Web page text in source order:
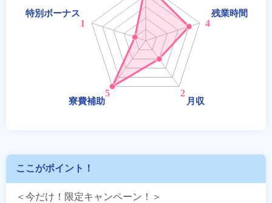
ここがポイント！
＜今だけ！限定キャンペーン！＞